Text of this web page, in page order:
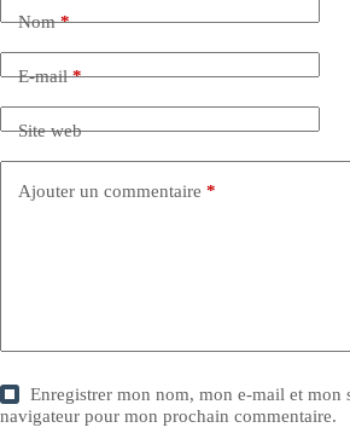
Nom*
E-mail*
Site web
Ajouter un commentaire *
Enregistrer mon nom, mon e-mail et mon
navigateur pour mon prochain commentaire.